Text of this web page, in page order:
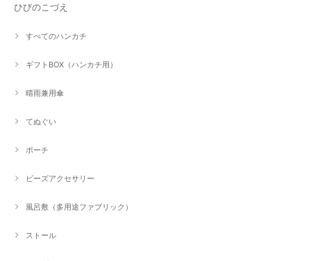
ひびのこづえ
すべてのハンカチ
ギフトBOX（ハンカチ用）
晴雨兼用傘
てぬぐい
ポーチ
ビーズアクセサリー
風呂敷（多用途ファブリック）
ストール